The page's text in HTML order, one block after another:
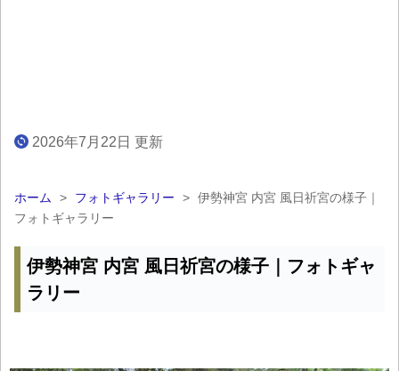
2026年7月22日 更新
ホーム > フォトギャラリー > 伊勢神宮 内宮 風日祈宮の様子｜
フォトギャラリー
伊勢神宮 内宮 風日祈宮の様子｜フォトギャ
ラリー